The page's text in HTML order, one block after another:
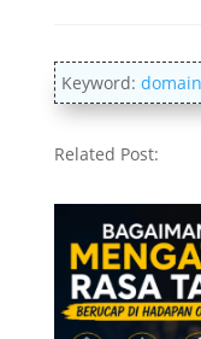
Keyword:
Related Post: